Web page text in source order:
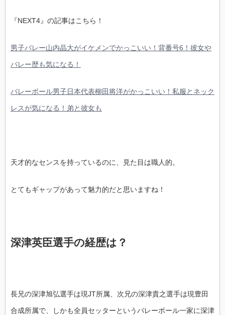
『NEXT4』の記事はこちら！
男子バレー山内晶大がイケメンでかっこいい！背番号6！彼女や
バレー歴も気になる！
バレーボール男子日本代表柳田将洋がかっこいい！私服とネック
レスが気になる！弟と彼女も
天才的なセンスを持っているのに、見た目は職人的。
とてもギャップがあって魅力的だと思いますね！
深津英臣選手の経歴は？
長兄の深津旭弘選手は現JT所属、次兄の深津貴之選手は現豊田
合成所属で、しかも全員セッターというバレーボール一家に深津